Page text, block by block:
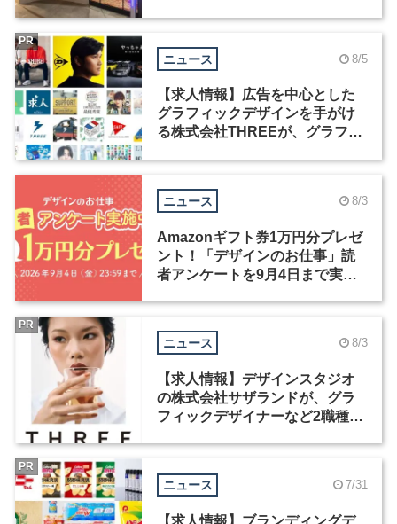
ニュース 8/5
【求人情報】広告を中心とした
グラフィックデザインを手がけ
る株式会社THREEが、グラフィ
PR
ニュース 8/3
Amazonギフト券1万円分プレゼ
ント！「デザインのお仕事」読
者アンケートを9月4日まで実施
ニュース 8/3
【求人情報】デザインスタジオ
の株式会社サザランドが、グラ
フィックデザイナーなど2職種を
PR
ニュース 7/31
【求人情報】ブランディングデ
PR